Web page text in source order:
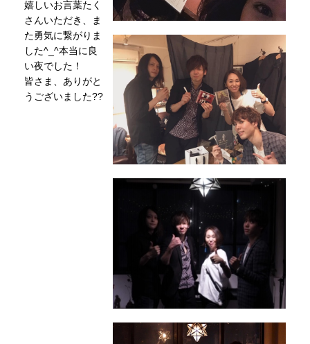
嬉しいお言葉たく
さんいただき、ま
た勇気に繋がりま
した^_^本当に良
い夜でした！
皆さま、ありがと
うございました??